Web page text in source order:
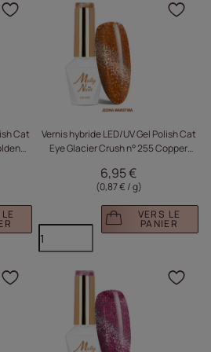
Cat
Cliquez pour ajouter
Vernis hybride LED/UV Gel Polish Cat
Eye Glacier Crush n° 255 Copper
6,95 €
(0,87 € / g)
VERS LE
PANIER
Cliquez pour ajouter